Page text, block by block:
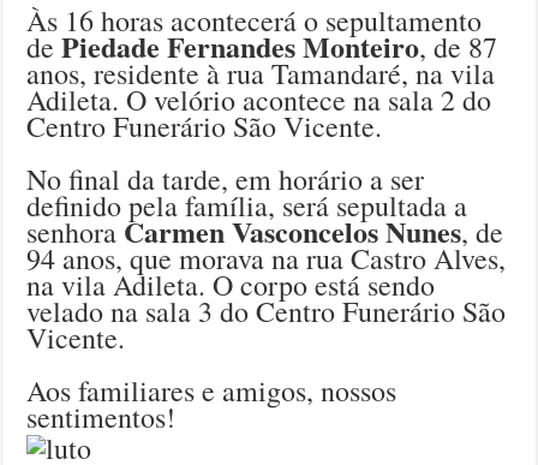
Às 16 horas acontecerá o sepultamento
dePiedade Fernandes Monteiro, de 87
anos, residente à rua Tamandaré, na vila
Adileta. O velório acontece na sala 2 do
Centro Funerário São Vicente.
No final da tarde, em horário a ser
definido pela família, será sepultada a
senhora Carmen Vasconcelos Nunes, de
94 anos, que morava na rua Castro Alves,
na vila Adileta. O corpo está sendo
velado na sala 3 do Centro Funerário São
Vicente.
Aos familiares e amigos, nossos
sentimentos!